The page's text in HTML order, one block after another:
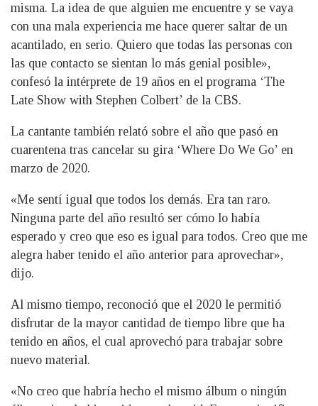
misma. La idea de que alguien me encuentre y se vaya
con una mala experiencia me hace querer saltar de un
acantilado, en serio. Quiero que todas las personas con
las que contacto se sientan lo más genial posible»,
confesó la intérprete de 19 años en el programa ‘The
Late Show with Stephen Colbert’ de la CBS.
La cantante también relató sobre el año que pasó en
cuarentena tras cancelar su gira ‘Where Do We Go’ en
marzo de 2020.
«Me sentí igual que todos los demás. Era tan raro.
Ninguna parte del año resultó ser cómo lo había
esperado y creo que eso es igual para todos. Creo que me
alegra haber tenido el año anterior para aprovechar»,
dijo.
Al mismo tiempo, reconoció que el 2020 le permitió
disfrutar de la mayor cantidad de tiempo libre que ha
tenido en años, el cual aprovechó para trabajar sobre
nuevo material.
«No creo que habría hecho el mismo álbum o ningún